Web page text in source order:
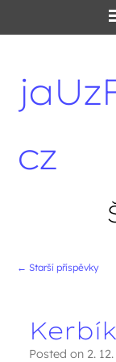
cz
na
← Starší příspěvky
Kerbík
Posted on 2.